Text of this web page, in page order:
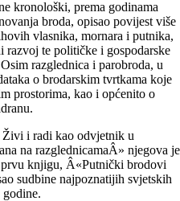
kronološki, prema godinama
broda, opisao povijest više
vlasnika, mornara i putnika,
razvoj te političke i gospodarske
razglednica i parobroda, u
o brodarskim tvrtkama koje
prostorima, kao i općenito o
i radi kao odvjetnik u
na razglednicamaÂ» njegova je
knjigu, Â«Putnički brodovi
sudbine najpoznatijih svjetskih